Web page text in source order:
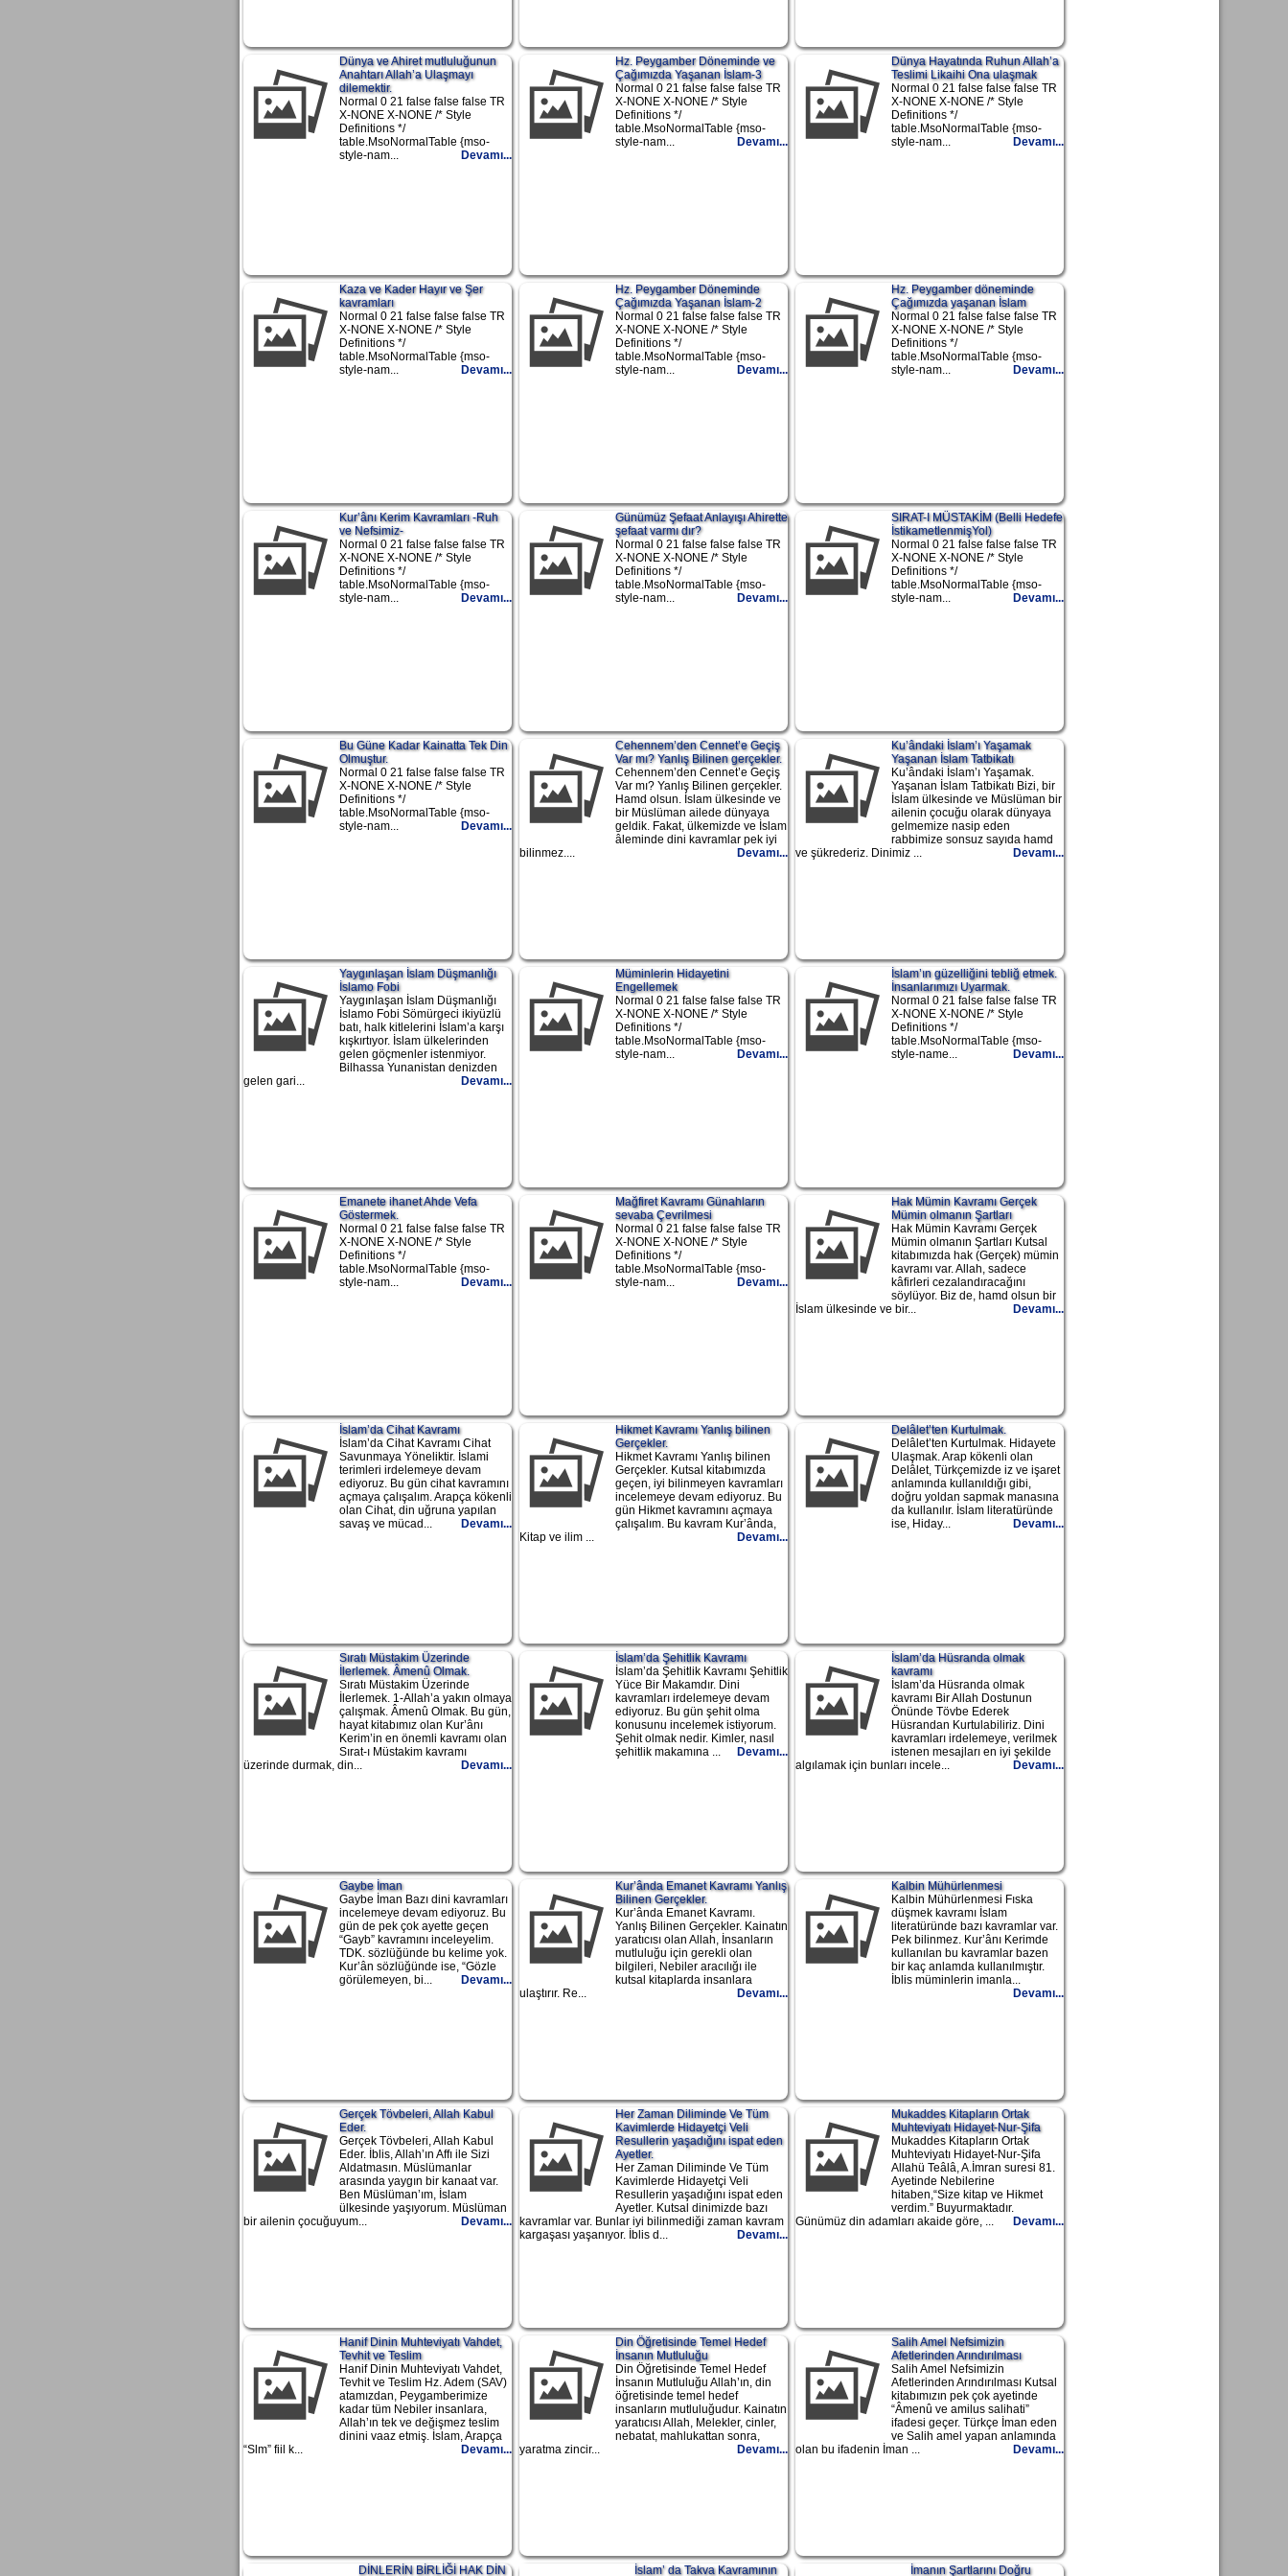
Dünya ve Ahiret mutluluğunun
Anahtarı Allah’a Ulaşmayı
dilemektir.
Normal 0 21 false false false TR
X-NONE X-NONE /* Style
Definitions */
table.MsoNormalTable {mso-
style-nam...
Devamı...
Hz. Peygamber Döneminde ve
Çağımızda Yaşanan İslam-3
Normal 0 21 false false false TR
X-NONE X-NONE /* Style
Definitions */
table.MsoNormalTable {mso-
style-nam...
Devamı...
Dünya Hayatında Ruhun Allah’a
Teslimi Likaihi Ona ulaşmak
Normal 0 21 false false false TR
X-NONE X-NONE /* Style
Definitions */
table.MsoNormalTable {mso-
style-nam...
Devamı...
Kaza ve Kader Hayır ve Şer
kavramları
Normal 0 21 false false false TR
X-NONE X-NONE /* Style
Definitions */
table.MsoNormalTable {mso-
style-nam...
Devamı...
Hz. Peygamber Döneminde
Çağımızda Yaşanan İslam-2
Normal 0 21 false false false TR
X-NONE X-NONE /* Style
Definitions */
table.MsoNormalTable {mso-
style-nam...
Devamı...
Hz. Peygamber döneminde
Çağımızda yaşanan İslam
Normal 0 21 false false false TR
X-NONE X-NONE /* Style
Definitions */
table.MsoNormalTable {mso-
style-nam...
Devamı...
Kur’ânı Kerim Kavramları -Ruh
ve Nefsimiz-
Normal 0 21 false false false TR
X-NONE X-NONE /* Style
Definitions */
table.MsoNormalTable {mso-
style-nam...
Devamı...
Günümüz Şefaat Anlayışı Ahirette
şefaat varmı dır?
Normal 0 21 false false false TR
X-NONE X-NONE /* Style
Definitions */
table.MsoNormalTable {mso-
style-nam...
Devamı...
SIRAT-I MÜSTAKİM (Belli Hedefe
İstikametlenmişYol)
Normal 0 21 false false false TR
X-NONE X-NONE /* Style
Definitions */
table.MsoNormalTable {mso-
style-nam...
Devamı...
Bu Güne Kadar Kainatta Tek Din
Olmuştur.
Normal 0 21 false false false TR
X-NONE X-NONE /* Style
Definitions */
table.MsoNormalTable {mso-
style-nam...
Devamı...
Cehennem’den Cennet’e Geçiş
Var mı? Yanlış Bilinen gerçekler.
Cehennem’den Cennet’e Geçiş
Var mı? Yanlış Bilinen gerçekler.
Hamd olsun. İslam ülkesinde ve
bir Müslüman ailede dünyaya
geldik. Fakat, ülkemizde ve İslam
âleminde dini kavramlar pek iyi
bilinmez....
Devamı...
Ku’ândaki İslam’ı Yaşamak
Yaşanan İslam Tatbikatı
Ku’ândaki İslam’ı Yaşamak.
Yaşanan İslam Tatbikatı Bizi, bir
İslam ülkesinde ve Müslüman bir
ailenin çocuğu olarak dünyaya
gelmemize nasip eden
rabbimize sonsuz sayıda hamd
ve şükrederiz. Dinimiz ...
Devamı...
Yaygınlaşan İslam Düşmanlığı
İslamo Fobi
Yaygınlaşan İslam Düşmanlığı
İslamo Fobi Sömürgeci ikiyüzlü
batı, halk kitlelerini İslam’a karşı
kışkırtıyor. İslam ülkelerinden
gelen göçmenler istenmiyor.
Bilhassa Yunanistan denizden
gelen gari...
Devamı...
Müminlerin Hidayetini
Engellemek
Normal 0 21 false false false TR
X-NONE X-NONE /* Style
Definitions */
table.MsoNormalTable {mso-
style-nam...
Devamı...
İslam’ın güzelliğini tebliğ etmek.
İnsanlarımızı Uyarmak.
Normal 0 21 false false false TR
X-NONE X-NONE /* Style
Definitions */
table.MsoNormalTable {mso-
style-name...
Devamı...
Emanete ihanet Ahde Vefa
Göstermek.
Normal 0 21 false false false TR
X-NONE X-NONE /* Style
Definitions */
table.MsoNormalTable {mso-
style-nam...
Devamı...
Mağfiret Kavramı Günahların
sevaba Çevrilmesi
Normal 0 21 false false false TR
X-NONE X-NONE /* Style
Definitions */
table.MsoNormalTable {mso-
style-nam...
Devamı...
Hak Mümin Kavramı Gerçek
Mümin olmanın Şartları
Hak Mümin Kavramı Gerçek
Mümin olmanın Şartları Kutsal
kitabımızda hak (Gerçek) mümin
kavramı var. Allah, sadece
kâfirleri cezalandıracağını
söylüyor. Biz de, hamd olsun bir
İslam ülkesinde ve bir...
Devamı...
İslam’da Cihat Kavramı
İslam’da Cihat Kavramı Cihat
Savunmaya Yöneliktir. İslami
terimleri irdelemeye devam
ediyoruz. Bu gün cihat kavramını
açmaya çalışalım. Arapça kökenli
olan Cihat, din uğruna yapılan
savaş ve mücad...
Devamı...
Hikmet Kavramı Yanlış bilinen
Gerçekler.
Hikmet Kavramı Yanlış bilinen
Gerçekler. Kutsal kitabımızda
geçen, iyi bilinmeyen kavramları
incelemeye devam ediyoruz. Bu
gün Hikmet kavramını açmaya
çalışalım. Bu kavram Kur’ânda,
Kitap ve ilim ...
Devamı...
Delâlet’ten Kurtulmak.
Delâlet’ten Kurtulmak. Hidayete
Ulaşmak. Arap kökenli olan
Delâlet, Türkçemizde iz ve işaret
anlamında kullanıldığı gibi,
doğru yoldan sapmak manasına
da kullanılır. İslam literatüründe
ise, Hiday...
Devamı...
Sıratı Müstakim Üzerinde
İlerlemek. Âmenû Olmak.
Sıratı Müstakim Üzerinde
İlerlemek. 1-Allah’a yakın olmaya
çalışmak. Âmenû Olmak. Bu gün,
hayat kitabımız olan Kur’ânı
Kerim’in en önemli kavramı olan
Sırat-ı Müstakim kavramı
üzerinde durmak, din...
Devamı...
İslam’da Şehitlik Kavramı
İslam’da Şehitlik Kavramı Şehitlik
Yüce Bir Makamdır. Dini
kavramları irdelemeye devam
ediyoruz. Bu gün şehit olma
konusunu incelemek istiyorum.
Şehit olmak nedir. Kimler, nasıl
şehitlik makamına ...
Devamı...
İslam’da Hüsranda olmak
kavramı
İslam’da Hüsranda olmak
kavramı Bir Allah Dostunun
Önünde Tövbe Ederek
Hüsrandan Kurtulabiliriz. Dini
kavramları irdelemeye, verilmek
istenen mesajları en iyi şekilde
algılamak için bunları incele...
Devamı...
Gaybe İman
Gaybe İman Bazı dini kavramları
incelemeye devam ediyoruz. Bu
gün de pek çok ayette geçen
“Gayb” kavramını inceleyelim.
TDK. sözlüğünde bu kelime yok.
Kur’ân sözlüğünde ise, “Gözle
görülemeyen, bi...
Devamı...
Kur’ânda Emanet Kavramı Yanlış
Bilinen Gerçekler.
Kur’ânda Emanet Kavramı.
Yanlış Bilinen Gerçekler. Kainatın
yaratıcısı olan Allah, İnsanların
mutluluğu için gerekli olan
bilgileri, Nebiler aracılığı ile
kutsal kitaplarda insanlara
ulaştırır. Re...
Devamı...
Kalbin Mühürlenmesi
Kalbin Mühürlenmesi Fıska
düşmek kavramı İslam
literatüründe bazı kavramlar var.
Pek bilinmez. Kur’ânı Kerimde
kullanılan bu kavramlar bazen
bir kaç anlamda kullanılmıştır.
İblis müminlerin imanla...
Devamı...
Gerçek Tövbeleri, Allah Kabul
Eder.
Gerçek Tövbeleri, Allah Kabul
Eder. İblis, Allah’ın Affı ile Sizi
Aldatmasın. Müslümanlar
arasında yaygın bir kanaat var.
Ben Müslüman’ım, İslam
ülkesinde yaşıyorum. Müslüman
bir ailenin çocuğuyum...
Devamı...
Her Zaman Diliminde Ve Tüm
Kavimlerde Hidayetçi Veli
Resullerin yaşadığını ispat eden
Ayetler.
Her Zaman Diliminde Ve Tüm
Kavimlerde Hidayetçi Veli
Resullerin yaşadığını ispat eden
Ayetler. Kutsal dinimizde bazı
kavramlar var. Bunlar iyi bilinmediği zaman kavram
kargaşası yaşanıyor. İblis d...
Devamı...
Mukaddes Kitapların Ortak
Muhteviyatı Hidayet-Nur-Şifa
Mukaddes Kitapların Ortak
Muhteviyatı Hidayet-Nur-Şifa
Allahü Teâlâ, A.İmran suresi 81.
Ayetinde Nebilerine
hitaben,“Size kitap ve Hikmet
verdim.” Buyurmaktadır.
Günümüz din adamları akaide göre, ...
Devamı...
Hanif Dinin Muhteviyatı Vahdet,
Tevhit ve Teslim
Hanif Dinin Muhteviyatı Vahdet,
Tevhit ve Teslim Hz. Adem (SAV)
atamızdan, Peygamberimize
kadar tüm Nebiler insanlara,
Allah’ın tek ve değişmez teslim
dinini vaaz etmiş. İslam, Arapça
“Slm” fiil k...
Devamı...
Din Öğretisinde Temel Hedef
İnsanın Mutluluğu
Din Öğretisinde Temel Hedef
İnsanın Mutluluğu Allah’ın, din
öğretisinde temel hedef
insanların mutluluğudur. Kainatın
yaratıcısı Allah, Melekler, cinler,
nebatat, mahlukattan sonra,
yaratma zincir...
Devamı...
Salih Amel Nefsimizin
Afetlerinden Arındırılması
Salih Amel Nefsimizin
Afetlerinden Arındırılması Kutsal
kitabımızın pek çok ayetinde
“Âmenû ve amilus salihati”
ifadesi geçer. Türkçe İman eden
ve Salih amel yapan anlamında
olan bu ifadenin İman ...
Devamı...
DİNLERİN BİRLİĞİ HAK DİN İslam’ da Takva Kavramının İmanın Şartlarını Doğru